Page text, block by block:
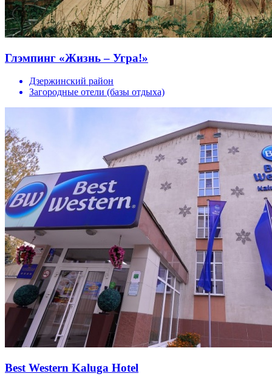
Глэмпинг «Жизнь – Угра!»
Дзержинский район
Загородные отели (базы отдыха)
Best Western Kaluga Hotel